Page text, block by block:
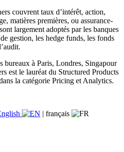
couvrent taux d’intérêt, action,
matières premières, ou assurance-
largement adoptés par les banques
gestion, les hedge funds, les fonds
bureaux à Paris, Londres, Singapour
est le lauréat du Structured Products
la catégorie Pricing et Analytics.
| français